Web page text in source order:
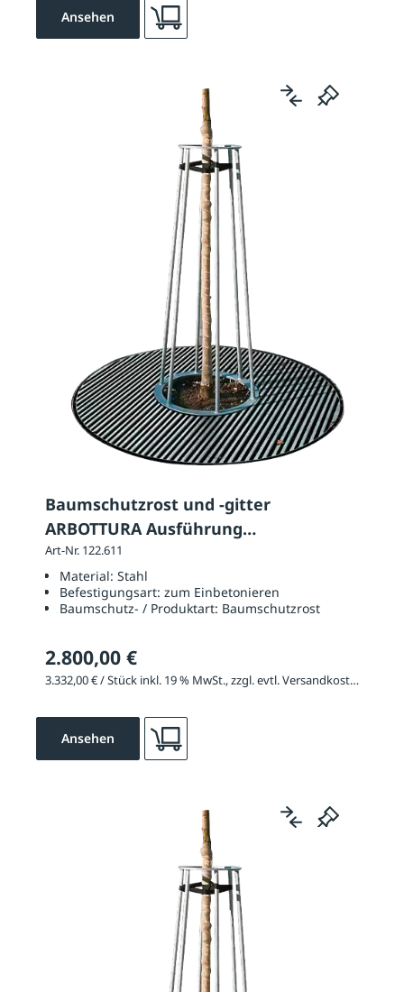
Ansehen
Baumschutzrost und -gitter
ARBOTTURA Ausführung
Baumschutzrost: rund
Art-Nr. 122.611
Material: Stahl
Befestigungsart: zum Einbetonieren
Baumschutz- / Produktart: Baumschutzrost
2.800,00 €
3.332,00 € / Stück inkl. 19 % MwSt., zzgl. evtl. Versandkosten
Ansehen